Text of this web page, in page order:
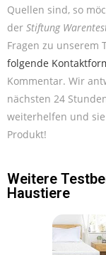
Quellen sind, so
der Stiftung
Fragen zu unserem
folgende
Kommentar. Wir
nächsten 24
weiterhelfen und
Produkt!
Weitere
Haustiere